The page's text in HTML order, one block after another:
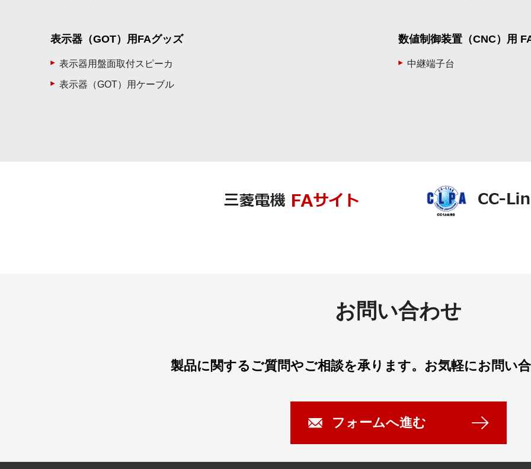
表示器（GOT）用FAグッズ
表示器用盤面取付スピーカ
表示器（GOT）用ケーブル
数値制御装置（CNC）用
中継端子台
お問い合わせ
製品に関するご質問やご相談を承ります。 お気軽にお問い
フォームへ進む